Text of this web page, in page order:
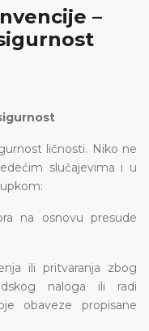
–
ličnosti. Niko ne
slučajevima i u
na osnovu presude
ili pritvaranja zbog
naloga ili radi
obaveze propisane